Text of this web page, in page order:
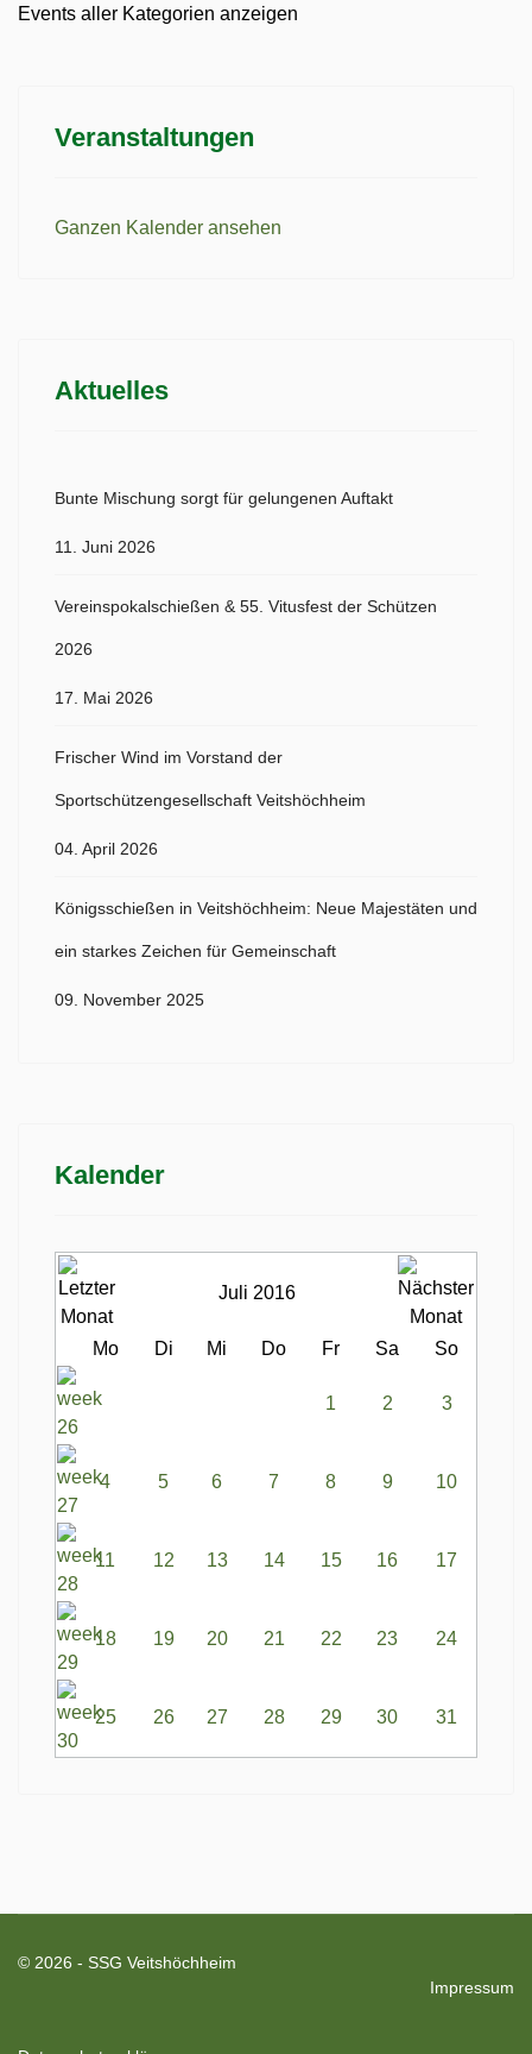
Events aller Kategorien anzeigen
Veranstaltungen
Ganzen Kalender ansehen
Aktuelles
Bunte Mischung sorgt für gelungenen Auftakt
11. Juni 2026
Vereinspokalschießen & 55. Vitusfest der Schützen
2026
17. Mai 2026
Frischer Wind im Vorstand der
Sportschützengesellschaft Veitshöchheim
04. April 2026
Königsschießen in Veitshöchheim: Neue Majestäten und
ein starkes Zeichen für Gemeinschaft
09. November 2025
Kalender
Juli 2016
Mo Di Mi Do Fr Sa So
1 2 3
4 5 6 7 8 9 10
11 12 13 14 15 16 17
18 19 20 21 22 23 24
25 26 27 28 29 30 31
© 2026 - SSG Veitshöchheim
Impressum